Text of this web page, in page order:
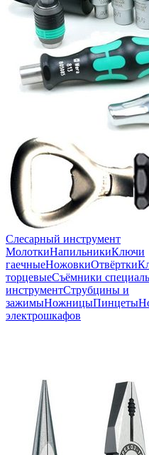
Слесарный инструмент
МолоткиНапильникиКлючи
гаечныеНожовкиОтвёртки
торцевыеСъёмники
инструментСтрубцины и
зажимыНожницыПинцеты
электрошкафов